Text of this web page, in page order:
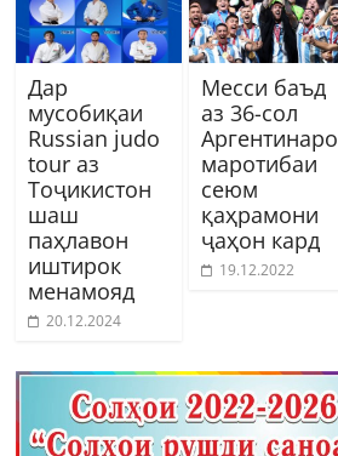
Дар
мусобиқаи
Russian judo
tour аз
Тоҷикистон
шаш
паҳлавон
иштирок
менамояд
20.12.2024
Месси баъд
аз 36-сол
Аргентинаро
маротибаи
сеюм
қаҳрамони
ҷаҳон кард
19.12.2022